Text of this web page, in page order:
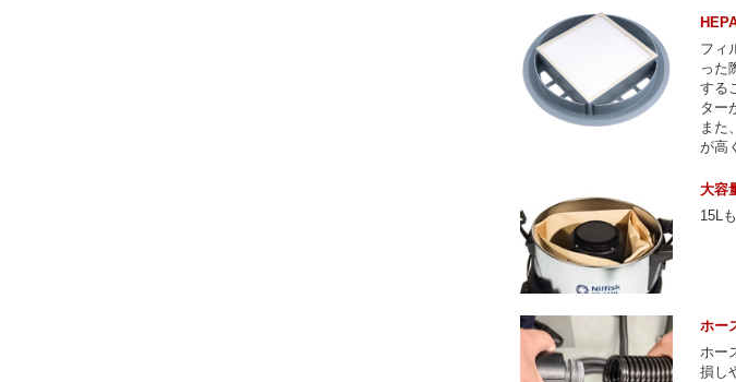
フィ
った
する
ター
また
が高
大容
15L
ホー
ホー
損し